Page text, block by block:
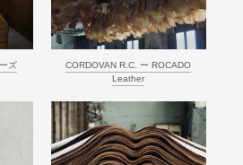
ズ
CORDOVAN R.C. ー ROCADO
Leather